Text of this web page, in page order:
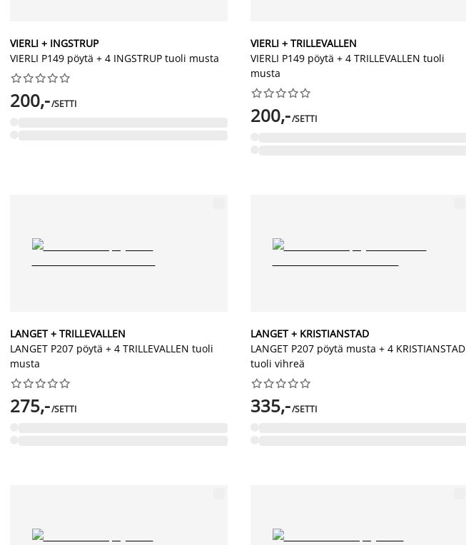
VIERLI + INGSTRUP
VIERLI P149 pöytä + 4 INGSTRUP tuoli musta






200,-/SETTI
VIERLI + TRILLEVALLEN
VIERLI P149 pöytä + 4 TRILLEVALLEN tuoli
musta






200,-/SETTI
LANGET + TRILLEVALLEN
LANGET P207 pöytä + 4 TRILLEVALLEN tuoli
musta






275,-/SETTI
LANGET + KRISTIANSTAD
LANGET P207 pöytä musta + 4 KRISTIANSTAD
tuoli vihreä






335,-/SETTI